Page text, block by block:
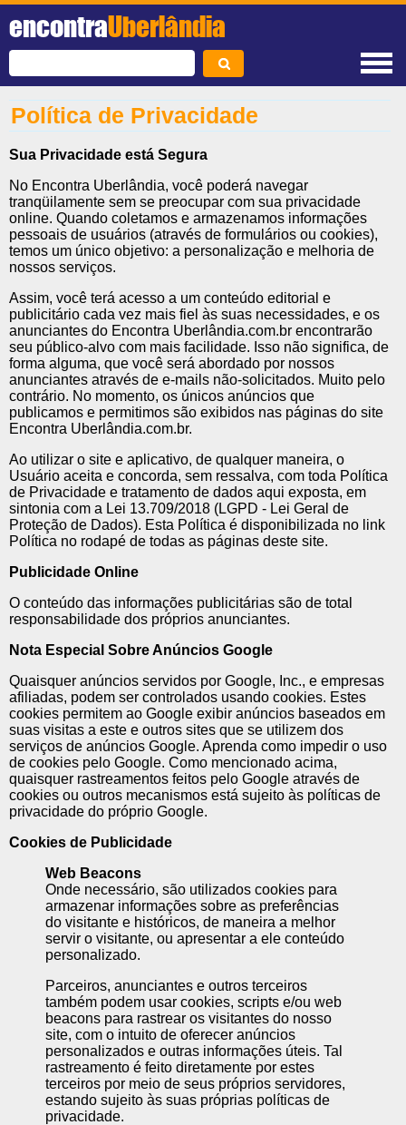
encontraUberlândia
Política de Privacidade
Sua Privacidade está Segura
No Encontra Uberlândia, você poderá navegar
tranqüilamente sem se preocupar com sua privacidade
online. Quando coletamos e armazenamos informações
pessoais de usuários (através de formulários ou cookies),
temos um único objetivo: a personalização e melhoria de
nossos serviços.
Assim, você terá acesso a um conteúdo editorial e
publicitário cada vez mais fiel às suas necessidades, e os
anunciantes do Encontra Uberlândia.com.br encontrarão
seu público-alvo com mais facilidade. Isso não significa, de
forma alguma, que você será abordado por nossos
anunciantes através de e-mails não-solicitados. Muito pelo
contrário. No momento, os únicos anúncios que
publicamos e permitimos são exibidos nas páginas do site
Encontra Uberlândia.com.br.
Ao utilizar o site e aplicativo, de qualquer maneira, o
Usuário aceita e concorda, sem ressalva, com toda Política
de Privacidade e tratamento de dados aqui exposta, em
sintonia com a Lei 13.709/2018 (LGPD - Lei Geral de
Proteção de Dados). Esta Política é disponibilizada no link
Política no rodapé de todas as páginas deste site.
Publicidade Online
O conteúdo das informações publicitárias são de total
responsabilidade dos próprios anunciantes.
Nota Especial Sobre Anúncios Google
Quaisquer anúncios servidos por Google, Inc., e empresas
afiliadas, podem ser controlados usando cookies. Estes
cookies permitem ao Google exibir anúncios baseados em
suas visitas a este e outros sites que se utilizem dos
serviços de anúncios Google. Aprenda como impedir o uso
de cookies pelo Google. Como mencionado acima,
quaisquer rastreamentos feitos pelo Google através de
cookies ou outros mecanismos está sujeito às políticas de
privacidade do próprio Google.
Cookies de Publicidade
Web Beacons
Onde necessário, são utilizados cookies para
armazenar informações sobre as preferências
do visitante e históricos, de maneira a melhor
servir o visitante, ou apresentar a ele conteúdo
personalizado.
Parceiros, anunciantes e outros terceiros
também podem usar cookies, scripts e/ou web
beacons para rastrear os visitantes do nosso
site, com o intuito de oferecer anúncios
personalizados e outras informações úteis. Tal
rastreamento é feito diretamente por estes
terceiros por meio de seus próprios servidores,
estando sujeito às suas próprias políticas de
privacidade.